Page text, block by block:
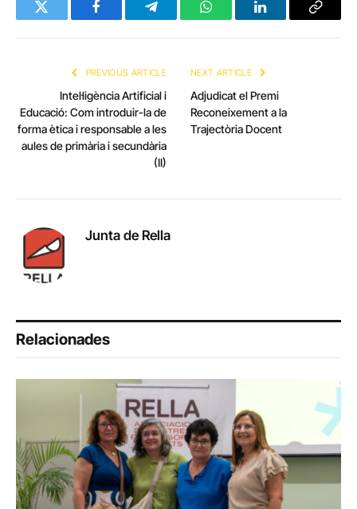
Twitter FacebookTelegramWhatsAppLinkedInCopy
PREVIOUS ARTICLE
Intel·ligència Artificial i
Educació: Com introduir-la de
forma ètica i responsable a les
aules de primària i secundària
(II)
NEXT ARTICLE
Adjudicat el Premi
Reconeixement a la
Trajectòria Docent
Junta de Rella
Relacionades